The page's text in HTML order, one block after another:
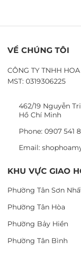
VỀ CHÚNG TÔI
CÔNG TY TNHH
MST: 0319306225
462/19 Nguyễn
Hồ Chí Minh
Phone: 0907 541
Email:
KHU VỰC GIAO
Phường Tân Sơn
Phường Tân Hòa
Phường Bảy Hiền
Phường Tân Bình